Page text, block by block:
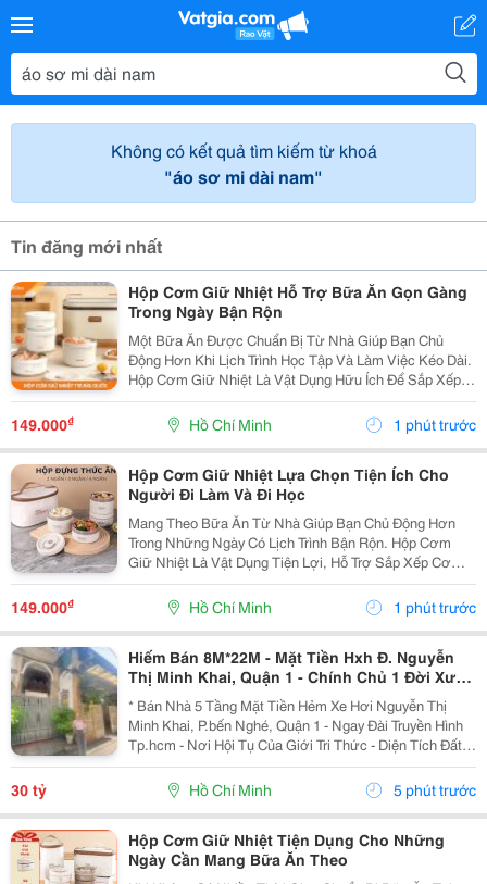
Không có kết quả tìm kiếm từ khoá
"áo sơ mi dài nam"
Tin đăng mới nhất
Hộp Cơm Giữ Nhiệt Hỗ Trợ Bữa Ăn Gọn Gàng
Trong Ngày Bận Rộn
Một Bữa Ăn Được Chuẩn Bị Từ Nhà Giúp Bạn Chủ
Động Hơn Khi Lịch Trình Học Tập Và Làm Việc Kéo Dài.
Hộp Cơm Giữ Nhiệt Là Vật Dụng Hữu Ích Để Sắp Xếp
Cơm Và Các Món Ăn Kèm, Đồng Thời Thuận Tiện Mang
Theo Đến Trường, Văn Phòng Hoặc Trong Những
Chuyến Đi....
149.000₫ Hồ Chí Minh 1 phút trước
Hộp Cơm Giữ Nhiệt Lựa Chọn Tiện Ích Cho
Người Đi Làm Và Đi Học
Mang Theo Bữa Ăn Từ Nhà Giúp Bạn Chủ Động Hơn
Trong Những Ngày Có Lịch Trình Bận Rộn. Hộp Cơm
Giữ Nhiệt Là Vật Dụng Tiện Lợi, Hỗ Trợ Sắp Xếp Cơm
Và Các Món Ăn Kèm Gọn Gàng, Phù Hợp Để Sử Dụng
Tại Trường Học, Văn Phòng Hoặc Khi Đi Xa. Chọn Hộp
149.000₫ Hồ Chí Minh 1 phút trước
Hiếm Bán 8M*22M - Mặt Tiền Hxh Đ. Nguyễn
Thị Minh Khai, Quận 1 - Chính Chủ 1 Đời Xưa *
Lh Giang Giang:
* Bán Nhà 5 Tầng Mặt Tiền Hẻm Xe Hơi Nguyễn Thị
Minh Khai, P.bến Nghé, Quận 1 - Ngay Đài Truyền Hình
Tp.hcm - Nơi Hội Tụ Của Giới Tri Thức - Diện Tích Đất:
160M2. Ngang 8M*22M. - Kết Cấu: Gồm 2 Nhà Trên
Khuôn Viên Đất. Nhà Trước 2 Tầng Mở Công Ty...
30 tỷ Hồ Chí Minh 5 phút trước
Hộp Cơm Giữ Nhiệt Tiện Dụng Cho Những
Ngày Cần Mang Bữa Ăn Theo